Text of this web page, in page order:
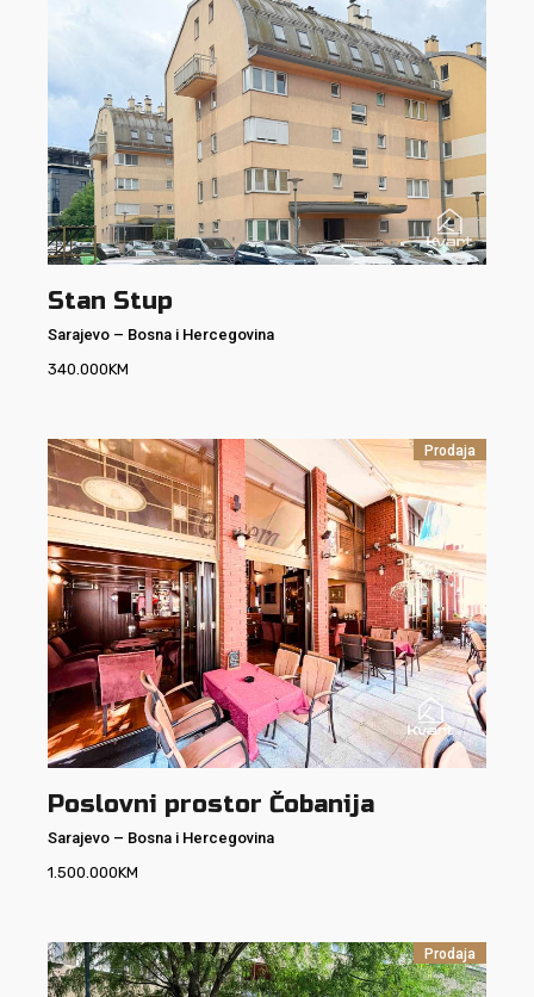
Stan Stup
Sarajevo – Bosna i Hercegovina
340.000KM
Prodaja
Poslovni prostor Čobanija
Sarajevo – Bosna i Hercegovina
1.500.000KM
Prodaja